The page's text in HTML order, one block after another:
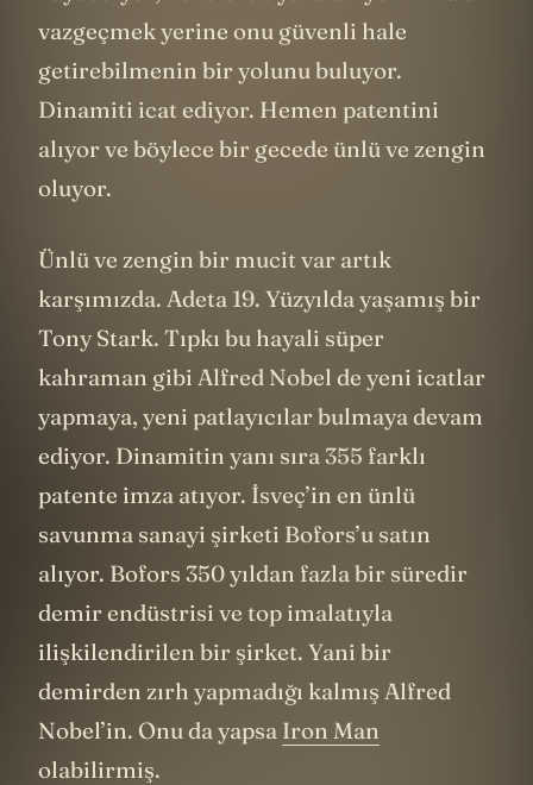
vazgeçmek yerine onu güvenli hale
getirebilmenin bir yolunu buluyor.
Dinamiti icat ediyor. Hemen patentini
alıyor ve böylece bir gecede ünlü ve zengin
oluyor.
Ünlü ve zengin bir mucit var artık
karşımızda. Adeta 19. Yüzyılda yaşamış bir
Tony Stark. Tıpkı bu hayali süper
kahraman gibi Alfred Nobel de yeni icatlar
yapmaya, yeni patlayıcılar bulmaya devam
ediyor. Dinamitin yanı sıra 355 farklı
patente imza atıyor. İsveç’in en ünlü
savunma sanayi şirketi Bofors’u satın
alıyor. Bofors 350 yıldan fazla bir süredir
demir endüstrisi ve top imalatıyla
ilişkilendirilen bir şirket. Yani bir
demirden zırh yapmadığı kalmış Alfred
Nobel’in. Onu da yapsa Iron Man
olabilirmiş.